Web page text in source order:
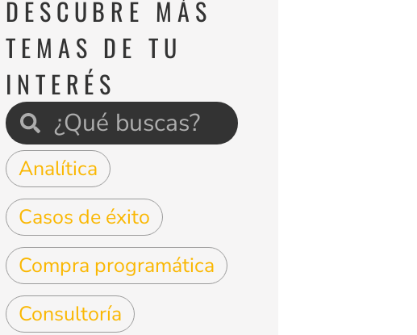
DESCUBRE MÁS
TEMAS DE TU
INTERÉS
Analítica
Casos de éxito
Compra programática
Consultoría